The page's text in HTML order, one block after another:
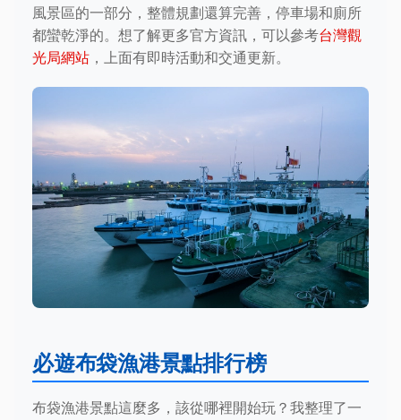
風景區的一部分，整體規劃還算完善，停車場和廁所
都蠻乾淨的。想了解更多官方資訊，可以參考台灣觀
光局網站 ，上面有即時活動和交通更新。
必遊布袋漁港景點排行榜
布袋漁港景點這麼多，該從哪裡開始玩？我整理了一